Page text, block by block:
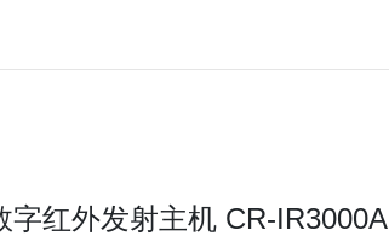
字红外发射主机 CR-IR3000A